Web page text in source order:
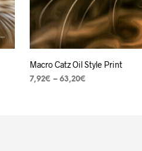
Macro Catz Oil Style Print
7,92€ – 63,20€